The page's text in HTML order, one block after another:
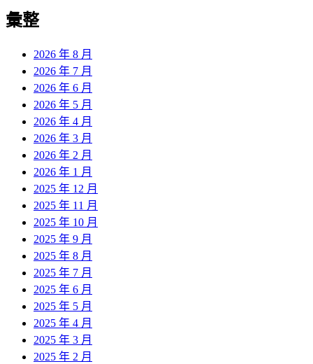
彙整
2026 年 8 月
2026 年 7 月
2026 年 6 月
2026 年 5 月
2026 年 4 月
2026 年 3 月
2026 年 2 月
2026 年 1 月
2025 年 12 月
2025 年 11 月
2025 年 10 月
2025 年 9 月
2025 年 8 月
2025 年 7 月
2025 年 6 月
2025 年 5 月
2025 年 4 月
2025 年 3 月
2025 年 2 月